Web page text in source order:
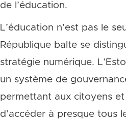
de l’éducation.
L’éducation n’est pas le
République balte se
stratégie numérique.
un système de
permettant aux citoyens
d’accéder à presque tous